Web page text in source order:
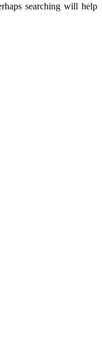
searching will help